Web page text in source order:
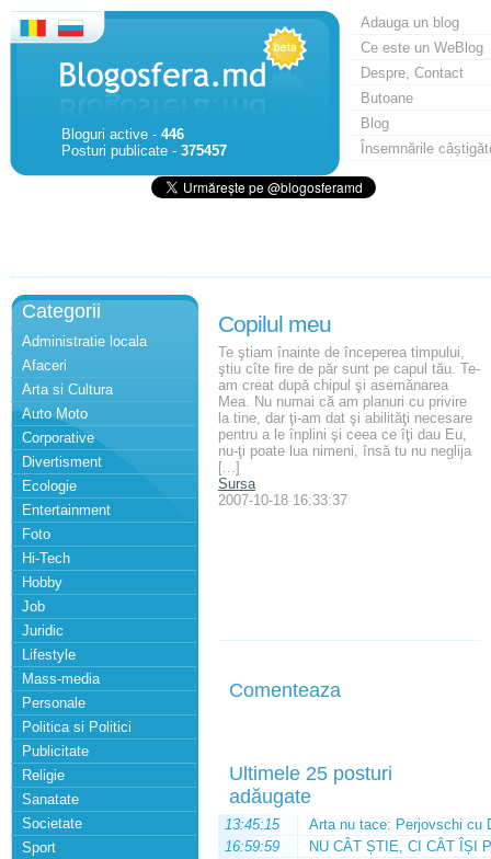
Bloguri active - 446
Posturi publicate - 375457
Adauga un blog
Ce este un WeBlog
Despre, Contact
Butoane
Blog
Însemnările
Categorii
Administratie locala
Afaceri
Arta si Cultura
Auto Moto
Corporative
Divertisment
Ecologie
Entertainment
Foto
Hi-Tech
Hobby
Job
Juridic
Lifestyle
Mass-media
Personale
Politica si Politici
Publicitate
Religie
Sanatate
Societate
Sport
Copilul meu
Te ştiam înainte de începerea timpului,
ştiu cîte fire de păr sunt pe capul tău. Te-
am creat după chipul şi asemănarea
Mea. Nu numai că am planuri cu privire
la tine, dar ţi-am dat şi abilităţi necesare
pentru a le înplini şi ceea ce îţi dau Eu,
nu-ţi poate lua nimeni, însă tu nu neglija
[...]
Sursa
2007-10-18 16:33:37
Comenteaza
Ultimele 25 posturi
adăugate
13:45:15
Arta nu tace: Perjovschi cu
16:59:59
NU CÂT ȘTIE, CI CÂT ÎȘI